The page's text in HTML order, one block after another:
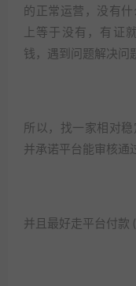
的正常运营，没有
上等于没有，有证
钱，遇到问题解决问
所以，找一家相对
并承诺平台能审核通
并且最好走平台付款